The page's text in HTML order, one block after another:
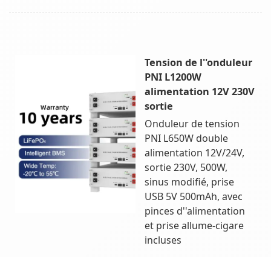
Tension de l''onduleur
PNI L1200W
alimentation 12V 230V
sortie
Onduleur de tension
PNI L650W double
alimentation 12V/24V,
sortie 230V, 500W,
sinus modifié, prise
USB 5V 500mAh, avec
pinces d''alimentation
et prise allume-cigare
incluses